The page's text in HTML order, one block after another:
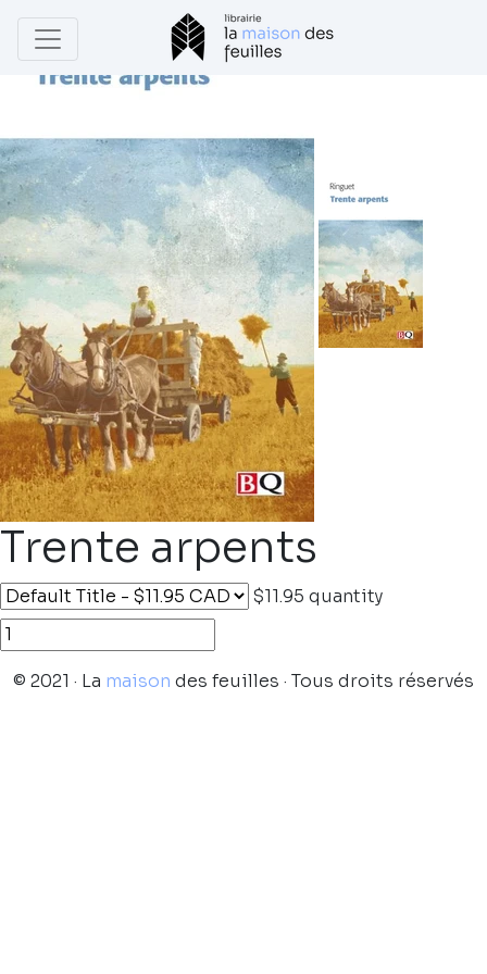
Trente arpents
$11.95 quantity
© 2021 · La maison des feuilles · Tous droits réservés